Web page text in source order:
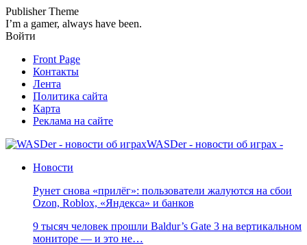
Publisher Theme
I’m a gamer, always have been.
Войти
Front Page
Контакты
Лента
Политика сайта
Карта
Реклама на сайте
WASDer - новости об играх -
Новости
Рунет снова «прилёг»: пользователи жалуются на сбои
Ozon, Roblox, «Яндекса» и банков
9 тысяч человек прошли Baldur’s Gate 3 на вертикальном
мониторе — и это не…